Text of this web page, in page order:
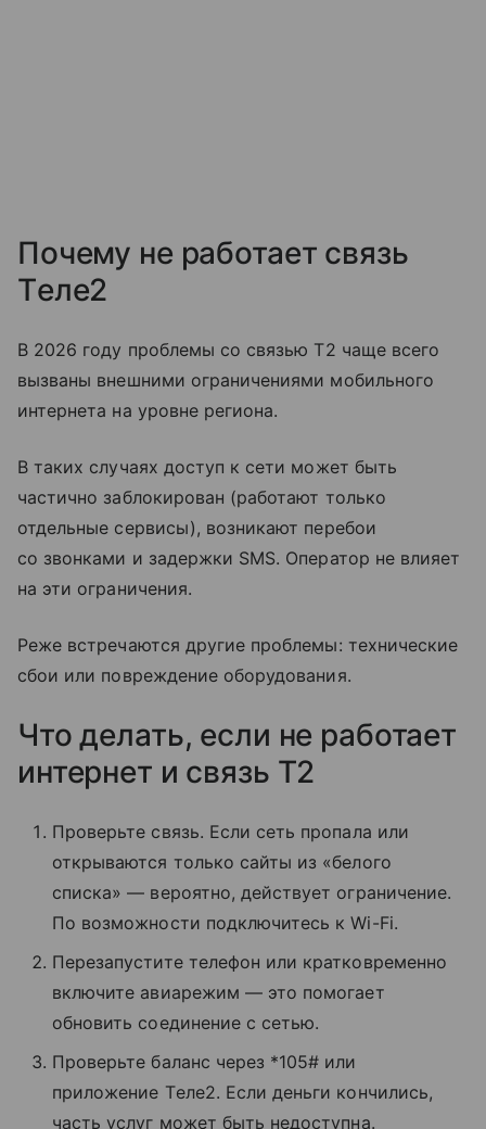
Почему не работает связь
Tеле2
В 2026 году проблемы со связью T2 чаще всего
вызваны внешними ограничениями мобильного
интернета на уровне региона.
В таких случаях доступ к сети может быть
частично заблокирован (работают только
отдельные сервисы), возникают перебои
со звонками и задержки SMS. Оператор не влияет
на эти ограничения.
Реже встречаются другие проблемы: технические
сбои или повреждение оборудования.
Что делать, если не работает
интернет и связь T2
Проверьте связь. Если сеть пропала или
открываются только сайты из «белого
списка» — вероятно, действует ограничение.
По возможности подключитесь к Wi-Fi.
Перезапустите телефон или кратковременно
включите авиарежим — это помогает
обновить соединение с сетью.
Проверьте баланс через *105# или
приложение Tеле2. Если деньги кончились,
часть услуг может быть недоступна.